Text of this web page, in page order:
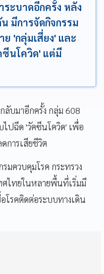
ระบาดอีกครั้ง หลัง
มีการจัดกิจกรรม
'กลุ่มเสี่ยง' และ
ซีนโควิด' แต่มี
ลับมาอีกครั้ง กลุ่ม 608
ไปฉีด 'วัคซีนโควิด' เพื่อ
การเสียชีวิต
มควบคุมโรค กระทรวง
ศไทยในหลายพื้นที่เริ่มมี
โรคติดต่อระบบทางเดิน